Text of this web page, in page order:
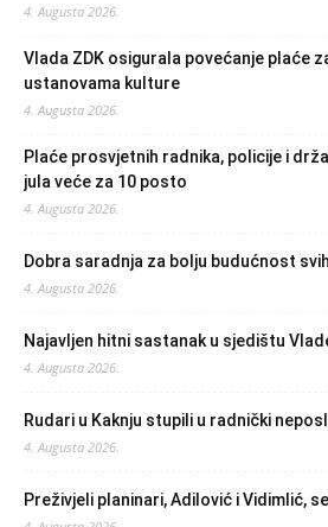
4. Augusta 2026.
Vlada ZDK osigurala povećanje plaće
ustanovama kulture
4. Augusta 2026.
Plaće prosvjetnih radnika, policije i
jula veće za 10 posto
4. Augusta 2026.
Dobra saradnja za bolju budućnost
4. Augusta 2026.
Najavljen hitni sastanak u sjedištu
4. Augusta 2026.
Rudari u Kaknju stupili u radnički
4. Augusta 2026.
Preživjeli planinari, Adilović i Vidimlić,